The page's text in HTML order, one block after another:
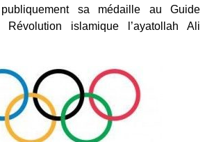
sa médaille au Guide
islamique l’ayatollah Ali